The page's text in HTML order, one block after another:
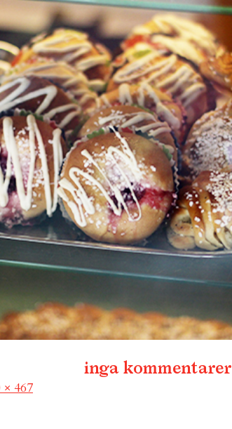
inga kommentarer
× 467